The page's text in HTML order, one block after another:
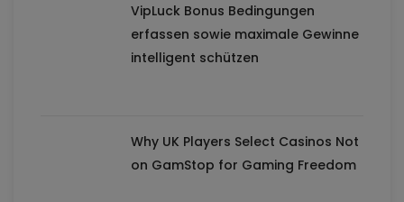
VipLuck Bonus Bedingungen
erfassen sowie maximale Gewinne
intelligent schützen
Why UK Players Select Casinos Not
on GamStop for Gaming Freedom